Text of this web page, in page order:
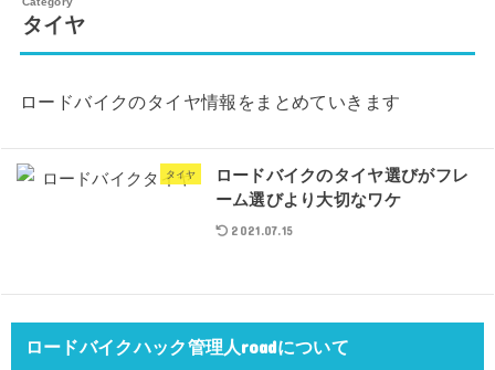
タイヤ
ロードバイクのタイヤ情報をまとめていきます
タイヤ
ロードバイクのタイヤ選びがフレ
ーム選びより大切なワケ
2021.07.15
ロードバイクハック管理人roadについて